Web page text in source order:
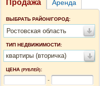
Продажа Аренда
ВЫБРАТЬ РАЙОН/ГОРОД:
Ростовская область
ТИП НЕДВИЖИМОСТИ:
квартиры (вторичка)
ЦЕНА (РУБЛЕЙ):
-